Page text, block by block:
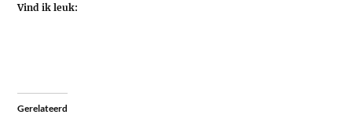
Vind ik leuk:
Gerelateerd